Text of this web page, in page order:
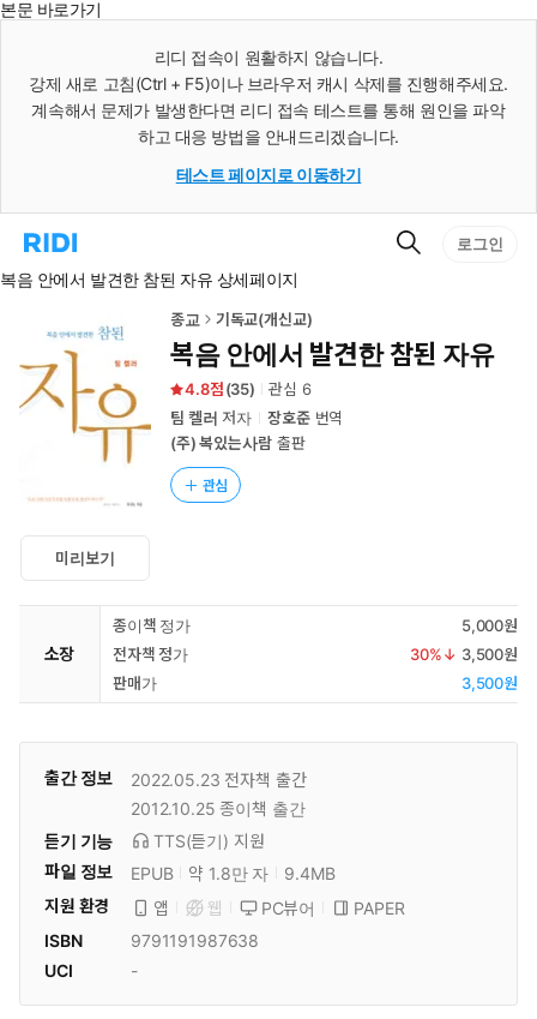
본문 바로가기
리디 접속이 원활하지 않습니다.
강제 새로 고침(Ctrl + F5)이나 브라우저 캐시 삭제를 진행해주세요.
계속해서 문제가 발생한다면 리디 접속 테스트를 통해 원인을 파악
하고 대응 방법을 안내드리겠습니다.
테스트 페이지로 이동하기
리
홈
검
로그인
복음 안에서 발견한 참된 자유 상세페이지
미리보기
종교 기독교(개신교)
복음 안에서 발견한 참된 자유
4.8 (35) 관심 6
팀 켈러 저자 장호준번역
(주) 복있는사람출판
관심
소장
종이책 정가
5,000원
전자책 정가
30%↓ 3,500원
판매가
3,500원
출간 정보 2022.05.23 전자책 출간
2012.10.25 종이책 출간
듣기 기능
TTS(듣기) 지원
파일 정보
EPUB 약 1.8만 자
9.4MB
지원 환경
앱 웹 PC뷰어
PAPER
ISBN
9791191987638
UCI
-